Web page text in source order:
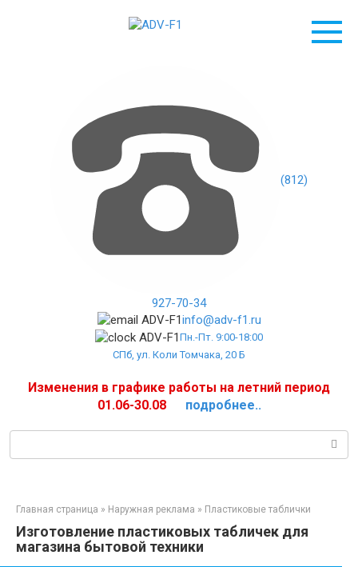
(812)
927-70-34
info@adv-f1.ru
Пн.-Пт. 9:00-18:00
СПб, ул. Коли Томчака, 20 Б
Изменения в графике работы на летний период
01.06-30.08 подробнее..
Поиск:
Главная страница » Наружная реклама » Пластиковые таблички
Изготовление пластиковых табличек для
магазина бытовой техники